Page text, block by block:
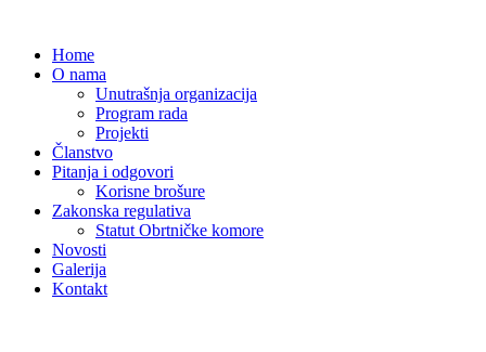
Home
O nama
Unutrašnja organizacija
Program rada
Projekti
Članstvo
Pitanja i odgovori
Korisne brošure
Zakonska regulativa
Statut Obrtničke komore
Novosti
Galerija
Kontakt